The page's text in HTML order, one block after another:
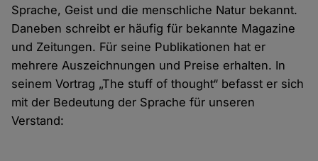
Sprache, Geist und die menschliche Natur bekannt.
Daneben schreibt er häufig für bekannte Magazine
und Zeitungen. Für seine Publikationen hat er
mehrere Auszeichnungen und Preise erhalten. In
seinem Vortrag „The stuff of thought“ befasst er sich
mit der Bedeutung der Sprache für unseren
Verstand: